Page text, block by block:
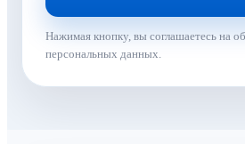
Нажимая кнопку, вы соглашаетесь на
персональных данных.